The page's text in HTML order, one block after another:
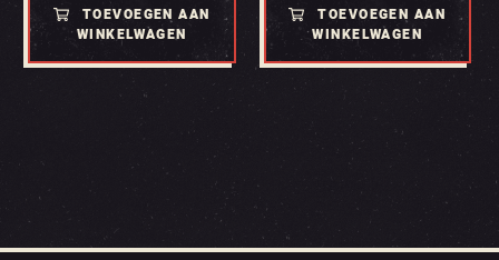
TOEVOEGEN AAN
WINKELWAGEN
TOEVOEGEN AAN
WINKELWAGEN